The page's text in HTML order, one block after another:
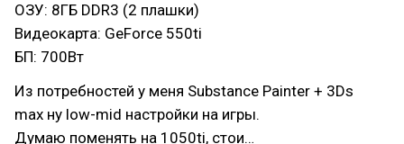
ОЗУ: 8ГБ DDR3 (2 плашки)
Видеокарта: GeForce 550ti
БП: 700Вт
Из потребностей у меня Substance Painter + 3Ds
max ну low-mid настройки на игры.
Думаю поменять на 1050ti, стои…